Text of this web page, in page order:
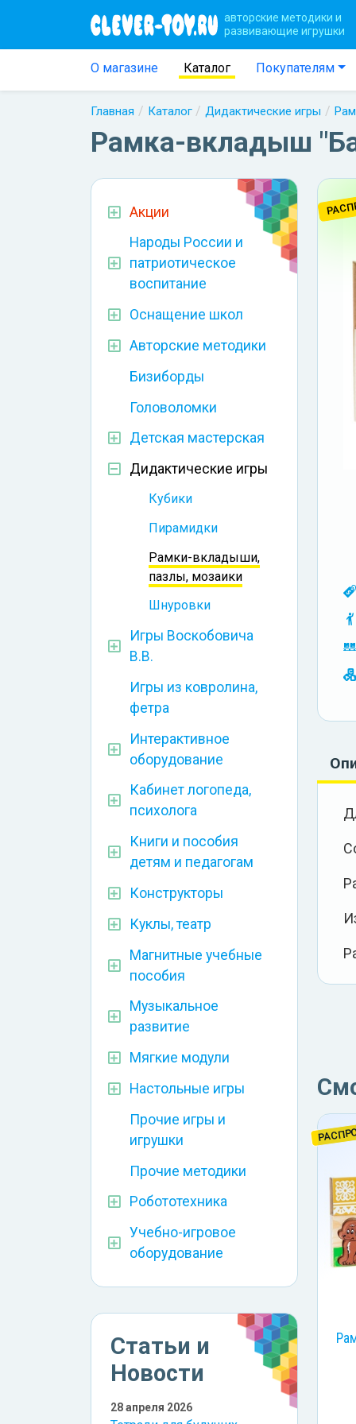
авторские методики и
развивающие игрушки
О магазине Каталог Покупателям
Главная Каталог Дидактические игры
Рамка-вкладыш
Акции
Народы России и
патриотическое
воспитание
Оснащение школ
Авторские методики
Бизиборды
Головоломки
Детская мастерская
Дидактические игры
Кубики
Пирамидки
Рамки-вкладыши,
пазлы, мозаики
Шнуровки
Игры Воскобовича
В.В.
Игры из ковролина,
фетра
Интерактивное
оборудование
Кабинет логопеда,
психолога
Книги и пособия
детям и педагогам
Конструкторы
Куклы, театр
Магнитные учебные
пособия
Музыкальное
развитие
Мягкие модули
Настольные игры
Прочие игры и
игрушки
Прочие методики
Робототехника
Учебно-игровое
оборудование
Статьи и
Новости
28 апреля 2026